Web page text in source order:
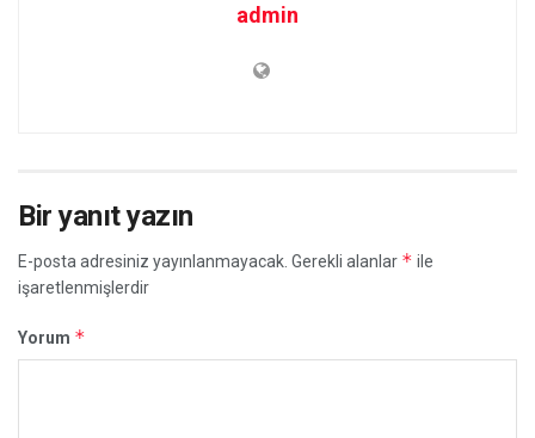
admin
Bir yanıt yazın
E-posta adresiniz yayınlanmayacak. Gerekli alanlar * ile
işaretlenmişlerdir
Yorum *